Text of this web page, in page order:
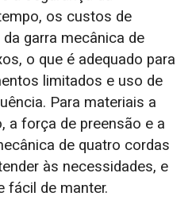
os custos de
garra mecânica de
o que é adequado para
limitados e uso de
Para materiais a
a força de preensão e a
de quatro cordas
às necessidades, e
fácil de manter.